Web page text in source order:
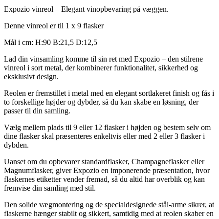
Expozio vinreol – Elegant vinopbevaring på væggen.
Denne vinreol er til 1 x 9 flasker
Mål i cm: H:90 B:21,5 D:12,5
Lad din vinsamling komme til sin ret med Expozio – den stilrene
vinreol i sort metal, der kombinerer funktionalitet, sikkerhed og
eksklusivt design.
Reolen er fremstillet i metal med en elegant sortlakeret finish og fås i
to forskellige højder og dybder, så du kan skabe en løsning, der
passer til din samling.
Vælg mellem plads til 9 eller 12 flasker i højden og bestem selv om
dine flasker skal præsenteres enkeltvis eller med 2 eller 3 flasker i
dybden.
Uanset om du opbevarer standardflasker, Champagneflasker eller
Magnumflasker, giver Expozio en imponerende præsentation, hvor
flaskernes etiketter vender fremad, så du altid har overblik og kan
fremvise din samling med stil.
Den solide vægmontering og de specialdesignede stål-arme sikrer, at
flaskerne hænger stabilt og sikkert, samtidig med at reolen skaber en